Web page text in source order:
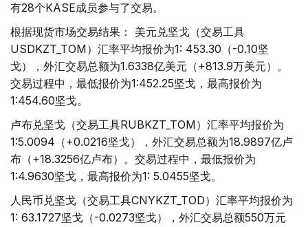
有28个KASE成员参与了交易。
根据现货市场交易结果： 美元兑坚戈（交易工具
USDKZT_TOM）汇率平均报价为1: 453.30（-0.10坚
戈），外汇交易总额为1.6338亿美元（+813.9万美元）。
交易过程中，最低报价为1:452.25坚戈，最高报价为
1:454.60坚戈。
卢布兑坚戈（交易工具RUBKZT_TOM）汇率平均报价为
1:5.0094（+0.0216坚戈），外汇交易总额为18.9897亿卢
布（+18.3256亿卢布）。交易过程中，最低报价为
1:4.9630坚戈，最高报价为1: 5.0455坚戈。
人民币兑坚戈（交易工具CNYKZT_TOD）汇率平均报价为
1: 63.1727坚戈（-0.0273坚戈），外汇交易总额550万元